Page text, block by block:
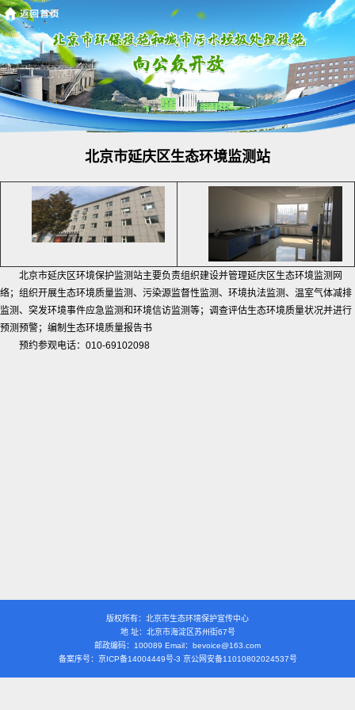
北京市延庆区生态环境监测站
北京市延庆区环境保护监测站主要负责组织建设并管理延庆区生态环境监测网
络；组织开展生态环境质量监测、污染源监督性监测、环境执法监测、温室气体减排
监测、突发环境事件应急监测和环境信访监测等；调查评估生态环境质量状况并进行
预测预警；编制生态环境质量报告书
预约参观电话：010-69102098
版权所有：北京市生态环境保护宣传中心
地 址：北京市海淀区苏州街67号
邮政编码：100089 Email：bevoice@163.com
备案序号：京ICP备14004449号-3 京公网安备11010802024537号